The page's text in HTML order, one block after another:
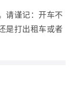
谨记：开车不
是打出租车或者